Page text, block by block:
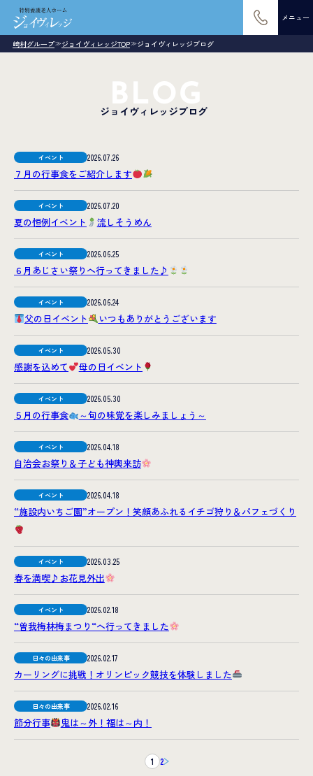
メニュー
崎村グループ≫ジョイヴィレッジTOP≫ジョイヴィレッジブログ
BLOG
ジョイヴィレッジブログ
イベント 2026.07.26
７月の行事食をご紹介します
イベント 2026.07.20
夏の恒例イベント 流しそうめん
イベント 2026.06.25
６月あじさい祭りへ行ってきました♪
イベント 2026.06.24
父の日イベント いつもありがとうございます
イベント 2026.05.30
感謝を込めて 母の日イベント
イベント 2026.05.30
５月の行事食 ～旬の味覚を楽しみましょう～
イベント 2026.04.18
自治会お祭り＆子ども神輿来訪
イベント 2026.04.18
“施設内いちご園”オープン！笑顔あふれるイチゴ狩り＆パフェづくり
イベント 2026.03.25
春を満喫♪お花見外出
イベント 2026.02.18
“曽我梅林梅まつり“へ行ってきました
日々の出来事 2026.02.17
カーリングに挑戦！オリンピック競技を体験しました
日々の出来事 2026.02.16
節分行事 鬼は～外！福は～内！
1 2